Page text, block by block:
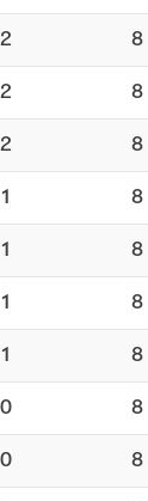
8
8
8
8
8
8
8
8
8